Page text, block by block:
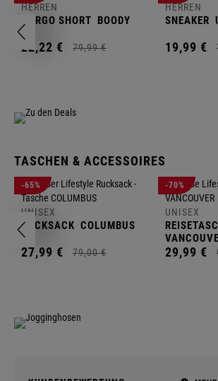
HERREN
CARGO SHORT BOODY
22,22 € 79,99 €
HERREN
SNEAKER
19,99 €
TASCHEN & ACCESSOIRES
-65%
UNISEX
RUCKSACK COLUMBUS
27,99 € 79,00 €
-70%
UNISEX
29,99 €